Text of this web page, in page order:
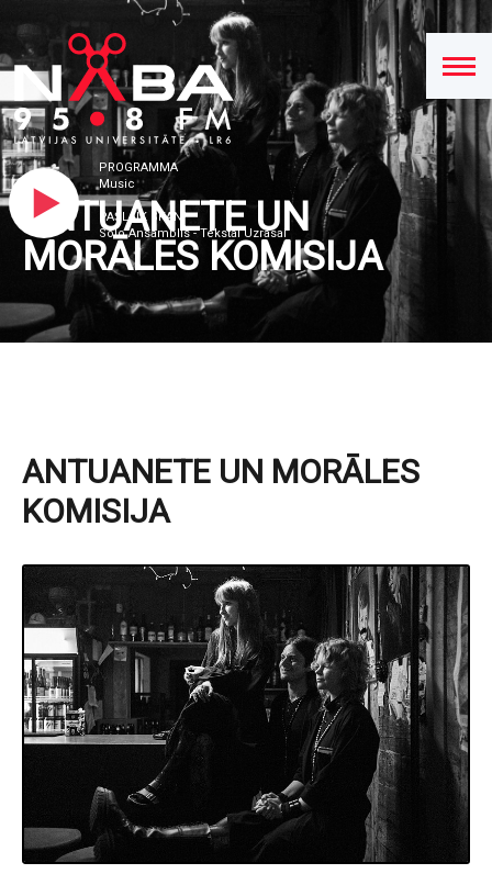
PROGRAMMA
Music
PAŠLAIK SKAN
Solo Ansamblis - Tekstai Uzrasai
ANTUANETE UN
MORĀLES KOMISIJA
ANTUANETE UN MORĀLES
KOMISIJA